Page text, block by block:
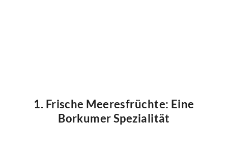
1. Frische Meeresfrüchte: Eine
Borkumer Spezialität